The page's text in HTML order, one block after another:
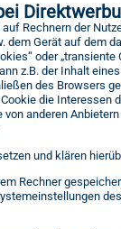
Rechnern der
dem Gerät auf
oder
z.B. der Inhalt
des Browsers
die
von anderen
und klären
Rechner